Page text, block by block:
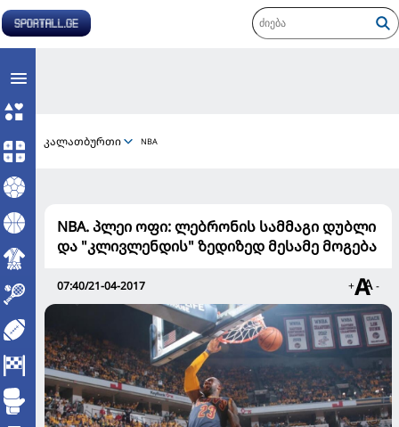
კალათბურთი NBA
NBA. პლეი ოფი: ლებრონის სამმაგი დუბლი
და "კლივლენდის" ზედიზედ მესამე მოგება
07:40/21-04-2017 + -